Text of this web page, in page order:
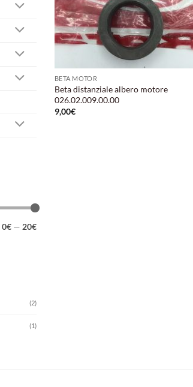
0€ — 20€
(2)
(1)
BETA MOTOR
Beta distanziale albero motore
026.02.009.00.00
9,00€